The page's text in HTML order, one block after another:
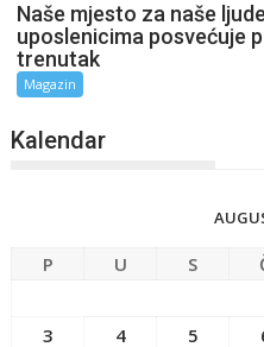
Naše mjesto za naše
uposlenicima posvećuje
trenutak
Magazin
Kalendar
P U S
3
4 5